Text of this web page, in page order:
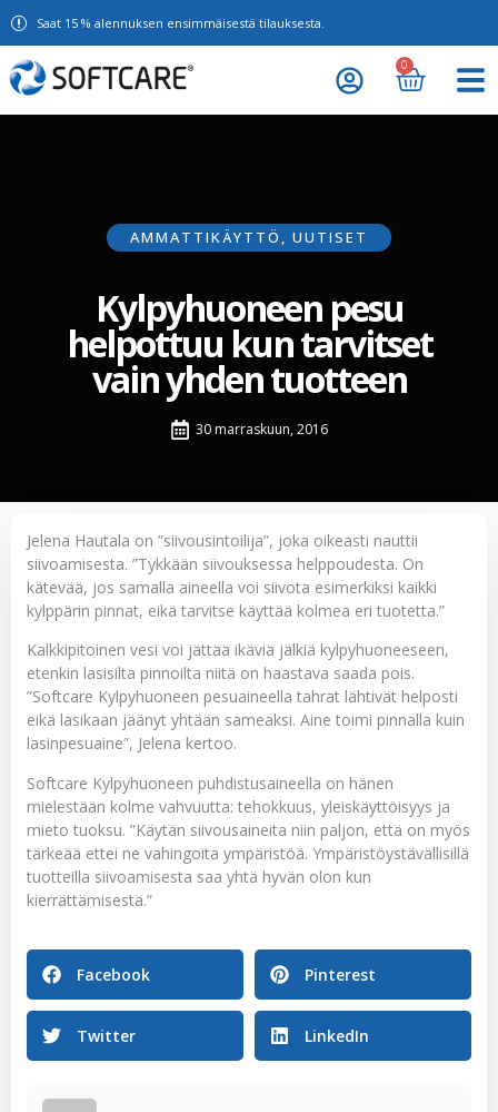
Saat 15 % alennuksen ensimmäisestä tilauksesta.
0
AMMATTIKÄYTTÖ , UUTISET
Kylpyhuoneen pesu
helpottuu kun tarvitset
vain yhden tuotteen
30 marraskuun, 2016
Jelena Hautala on ”siivousintoilija”, joka oikeasti nauttii
siivoamisesta. ”Tykkään siivouksessa helppoudesta. On
kätevää, jos samalla aineella voi siivota esimerkiksi kaikki
kylppärin pinnat, eikä tarvitse käyttää kolmea eri tuotetta.”
Kalkkipitoinen vesi voi jättää ikäviä jälkiä kylpyhuoneeseen,
etenkin lasisilta pinnoilta niitä on haastava saada pois.
”Softcare Kylpyhuoneen pesuaineella tahrat lähtivät helposti
eikä lasikaan jäänyt yhtään sameaksi. Aine toimi pinnalla kuin
lasinpesuaine”, Jelena kertoo.
Softcare Kylpyhuoneen puhdistusaineella on hänen
mielestään kolme vahvuutta: tehokkuus, yleiskäyttöisyys ja
mieto tuoksu. ”Käytän siivousaineita niin paljon, että on myös
tärkeää ettei ne vahingoita ympäristöä. Ympäristöystävällisillä
tuotteilla siivoamisesta saa yhtä hyvän olon kun
kierrättämisestä.”
Facebook Pinterest
Twitter LinkedIn